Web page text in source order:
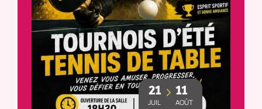
21
JUIL
11
AOÛT